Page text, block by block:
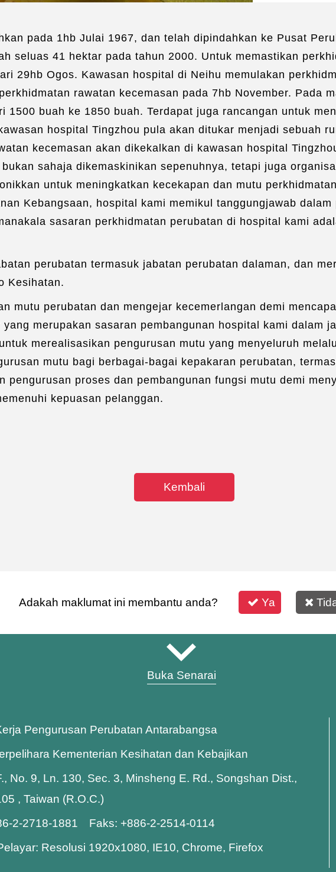
Bilik
pada 1hb Julai 1967, dan telah dipindahkan ke Pusat
seluas 41 hektar pada tahun 2000. Untuk memastikan
29hb Ogos. Kawasan hospital di Neihu memulakan
rawatan kecemasan pada 7hb November. Pada
1500 buah ke 1850 buah. Terdapat juga rancangan untuk
hospital Tingzhou pula akan ditukar menjadi sebuah
kecemasan akan dikekalkan di kawasan hospital
sahaja dikemaskinikan sepenuhnya, tetapi juga
untuk meningkatkan kecekapan dan mutu
Kebangsaan, hospital kami memikul tanggungjawab
sasaran perkhidmatan perubatan di hospital kami
perubatan termasuk jabatan perubatan dalaman, dan
Kesihatan.
mutu perubatan dan mengejar kecemerlangan demi
merupakan sasaran pembangunan hospital kami dalam
merealisasikan pengurusan mutu yang menyeluruh
mutu bagi berbagai-bagai kepakaran perubatan,
pengurusan proses dan pembangunan fungsi mutu demi
kepuasan pelanggan.
Kembali
Adakah maklumat ini membantu anda? Ya
Buka Senarai
Pengurusan Perubatan Antarabangsa
Kementerian Kesihatan dan Kebajikan
No. 9, Ln. 130, Sec. 3, Minsheng E. Rd., Songshan Dist.,
, Taiwan (R.O.C.)
2-2718-1881 Faks: +886-2-2514-0114
Resolusi 1920x1080, IE10, Chrome, Firefox